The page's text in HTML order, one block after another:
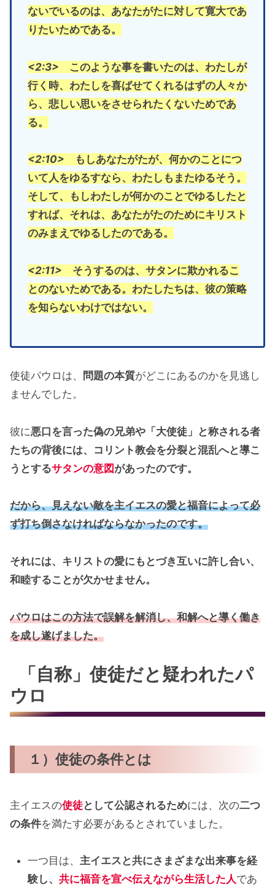
ないでいるのは、あなたがたに対して寛大であ
りたいためである。
<2:3>
このような事を書いたのは、わたしが
行く時、わたしを喜ばせてくれるはずの人々か
ら、悲しい思いをさせられたくないためであ
る。
<2:10> もしあなたがたが、何かのことにつ
いて人をゆるすなら、わたしもまたゆるそう。
そして、もしわたしが何かのことでゆるしたと
すれば、それは、あなたがたのためにキリスト
のみまえでゆるしたのである。
<2:11> そうするのは、サタンに欺かれるこ
とのないためである。わたしたちは、彼の策略
を知らないわけではない。
使徒パウロは、 問題の本質がどこにあるのかを見逃し
ませんでした。
彼に悪口を言った偽の兄弟や「大使徒」と称される者
たちの背後には、コリント教会を分裂と混乱へと導こ
うとするサタンの意図があったのです。
だから、見えない敵を主イエスの愛と福音によって必
ず打ち倒さなければならなかったのです。
それには、キリストの愛にもとづき互いに許し合い、
和睦することが欠かせません。
パウロはこの方法で誤解を解消し、和解へと導く働き
を成し遂げました。
「自称」使徒だと疑われたパ
ウロ
１）使徒の条件とは
主イエスの使徒として公認されるためには、次の二つ
の条件を満たす必要があるとされていました。
一つ目は、主イエスと共にさまざまな出来事を経
験し、共に福音を宣べ伝えながら生活した人であ